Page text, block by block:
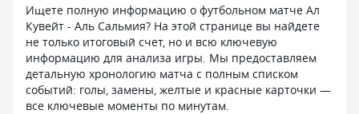
Ищете полную информацию о футбольном матче Ал
Кувейт - Аль Сальмия? На этой странице вы найдете
не только итоговый счет, но и всю ключевую
информацию для анализа игры. Мы предоставляем
детальную хронологию матча с полным списком
событий: голы, замены, желтые и красные карточки —
все ключевые моменты по минутам.